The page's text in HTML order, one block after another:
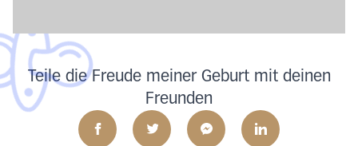
Teile die Freude meiner Geburt mit deinen
Freunden